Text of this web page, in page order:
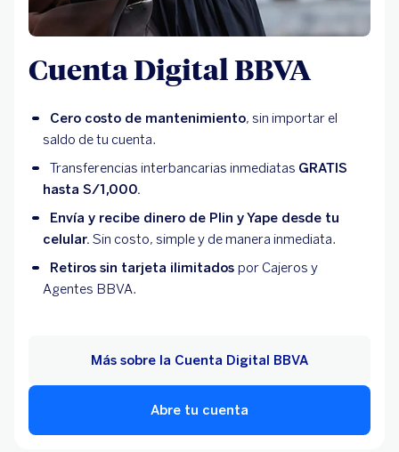
Cuenta Digital BBVA
Cero costo de mantenimiento, sin importar el
saldo de tu cuenta.
Transferencias interbancarias inmediatas GRATIS
hasta S/1,000.
Envía y recibe dinero de Plin y Yape desde tu
celular. Sin costo, simple y de manera inmediata.
Retiros sin tarjeta ilimitados por Cajeros y
Agentes BBVA.
Abre tu cuenta
Más sobre la Cuenta Digital BBVA